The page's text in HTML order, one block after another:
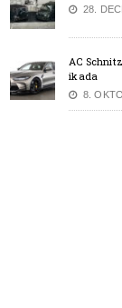
28.
AC
ikada
8.